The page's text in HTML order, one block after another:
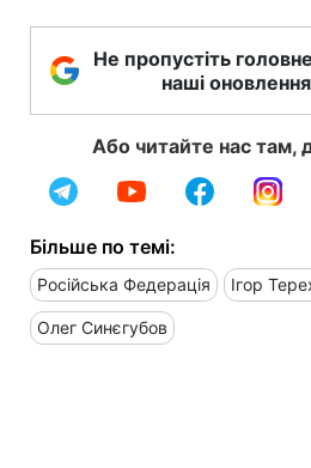
Не пропустіть
наші
Або читайте нас там,
Більше по темі:
Російська Федерація Ігор
Олег Синєгубов